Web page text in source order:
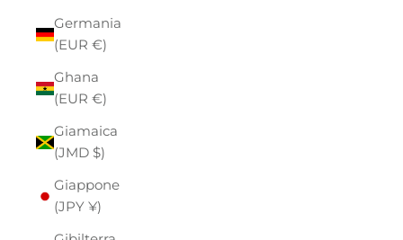
Germania
(EUR €)
Ghana
(EUR €)
Giamaica
(JMD $)
Giappone
(JPY ¥)